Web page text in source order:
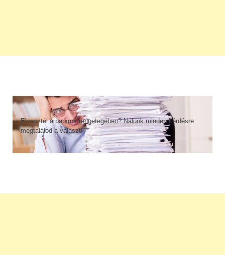
Elvesztél a papírok rengetegében? Nálunk minden kérdésre
megtalálod a választ!